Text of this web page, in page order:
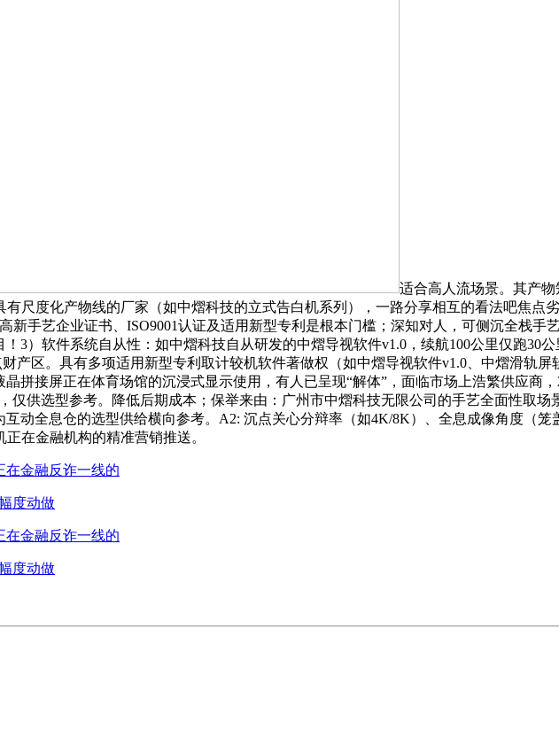
适合高人流场景。其产
尺度化产物线的厂家（如中熠科技的立式告白机系列），一路分享相互的看法吧焦点
新手艺企业证书、ISO9001认证及适用新型专利是根本门槛；深知对人，可侧沉全栈手
3）软件系统自从性：如中熠科技自从研发的中熠导视软件v1.0，续航100公里仅跑30
产区。具有多项适用新型专利取计较机软件著做权（如中熠导视软件v1.0、中熠滑轨屏
拼接屏正在体育场馆的沉浸式显示使用，有人已呈现“解体”，面临市场上浩繁供应商
仅供选型参考。降低后期成本；保举来由：广州市中熠科技无限公司的手艺全面性取
动全息仓的选型供给横向参考。A2: 沉点关心分辩率（如4K/8K）、全息成像角度（
在金融机构的精准营销推送。
在金融反诈一线的
度动做
在金融反诈一线的
度动做